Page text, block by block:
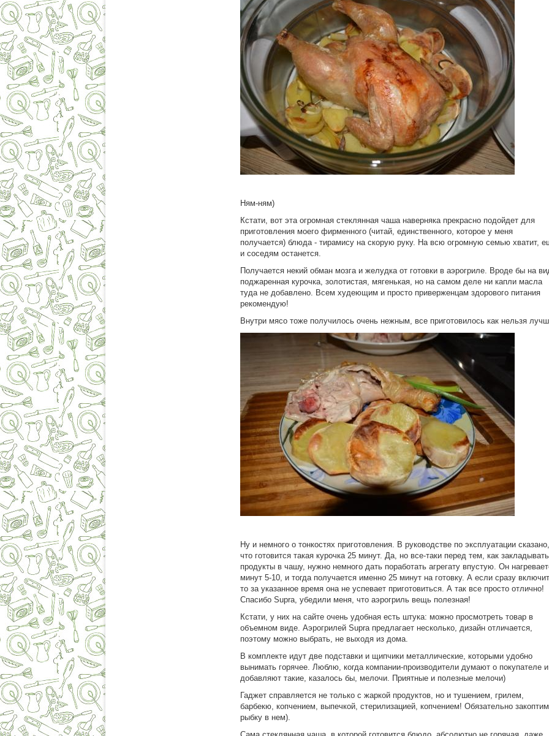
Ням-ням)
Кстати, вот эта огромная стеклянная чаша наверняка прекрасно подойдет для
приготовления моего фирменного (читай, единственного, которое у меня
получается) блюда - тирамису на скорую руку. На всю огромную семью хватит,
и соседям останется.
Получается некий обман мозга и желудка от готовки в аэрогриле. Вроде бы на
поджаренная курочка, золотистая, мягенькая, но на самом деле ни капли масла
туда не добавлено. Всем худеющим и просто приверженцам здорового питания
рекомендую!
Внутри мясо тоже получилось очень нежным, все приготовилось как нельзя
Ну и немного о тонкостях приготовления. В руководстве по эксплуатации сказано,
что готовится такая курочка 25 минут. Да, но все-таки перед тем, как закладывать
продукты в чашу, нужно немного дать поработать агрегату впустую. Он
минут 5-10, и тогда получается именно 25 минут на готовку. А если сразу
то за указанное время она не успевает приготовиться. А так все просто отлично!
Спасибо Supra, убедили меня, что аэрогриль вещь полезная!
Кстати, у них на сайте очень удобная есть штука: можно просмотреть товар в
объемном виде. Аэрогрилей Supra предлагает несколько, дизайн отличается,
поэтому можно выбрать, не выходя из дома.
В комплекте идут две подставки и щипчики металлические, которыми удобно
вынимать горячее. Люблю, когда компании-производители думают о покупателе и
добавляют такие, казалось бы, мелочи. Приятные и полезные мелочи)
Гаджет справляется не только с жаркой продуктов, но и тушением, грилем,
барбекю, копчением, выпечкой, стерилизацией, копчением! Обязательно закоптим
рыбку в нем).